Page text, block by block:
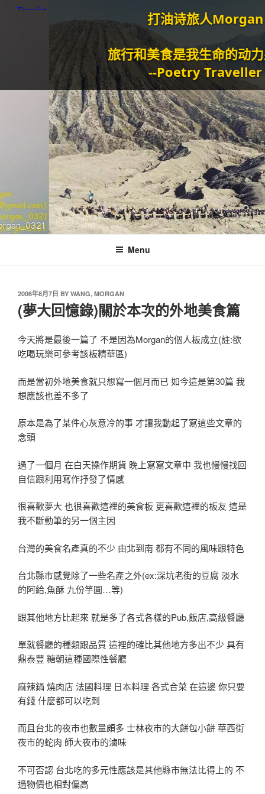
打油诗旅人Morgan
旅行和美食是我生命的动力泉源。
--Poetry Traveller
Menu
2006年8月7日 BY WANG, MORGAN
(夢大回憶錄)關於本次的外地美食篇
今天將是最後一篇了 不是因為Morgan的個人板成立(註:欲
吃喝玩樂可參考該板精華區)
而是當初外地美食就只想寫一個月而已 如今這是第30篇 我
想應該也差不多了
原本是為了某件心灰意冷的事 才讓我動起了寫這些文章的
念頭
過了一個月 在白天操作期貨 晚上寫寫文章中 我也慢慢找回
自信跟利用寫作抒發了情感
很喜歡夢大 也很喜歡這裡的美食板 更喜歡這裡的板友 這是
我不斷動筆的另一個主因
台灣的美食名產真的不少 由北到南 都有不同的風味跟特色
台北縣市感覺除了一些名產之外(ex:深坑老街的豆腐 淡水
的阿給,魚酥 九份竽圓…等)
跟其他地方比起來 就是多了各式各樣的Pub,飯店,高級餐廳
單就餐廳的種類跟品質 這裡的確比其他地方多出不少 具有
鼎泰豐 糖朝這種國際性餐廳
麻辣鍋 燒肉店 法國料理 日本料理 各式合菜 在這邊 你只要
有錢 什麼都可以吃到
而且台北的夜市也數量頗多 士林夜市的大餅包小餅 華西街
夜市的蛇肉 師大夜市的滷味
不可否認 台北吃的多元性應該是其他縣市無法比得上的 不
過物價也相對偏高